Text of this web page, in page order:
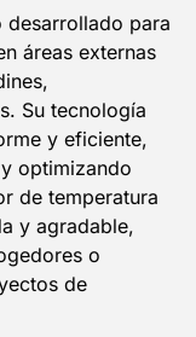
desarrollado para
áreas externas
Su tecnología
y eficiente,
optimizando
de temperatura
y agradable,
o
de